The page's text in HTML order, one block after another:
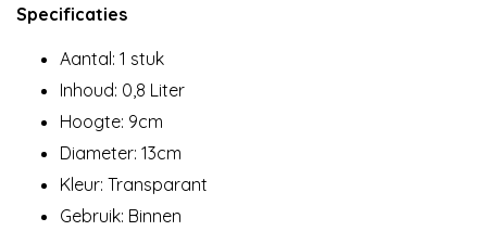
Specificaties
Aantal: 1 stuk
Inhoud: 0,8 Liter
Hoogte: 9cm
Diameter: 13cm
Kleur: Transparant
Gebruik: Binnen